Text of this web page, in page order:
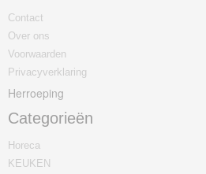
Contact
Over ons
Voorwaarden
Privacyverklaring
Herroeping
Categorieën
Horeca
KEUKEN